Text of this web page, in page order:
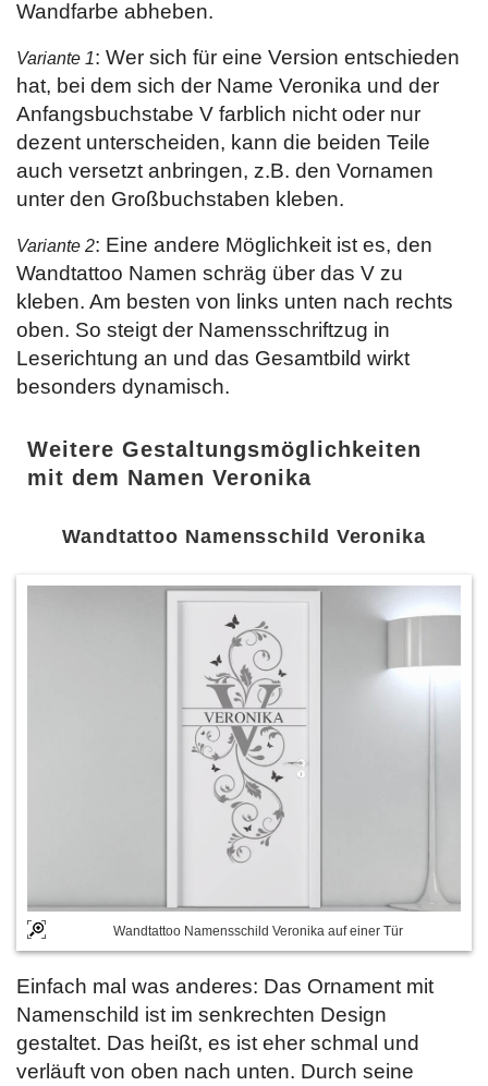
Wandfarbe abheben.
Variante 1: Wer sich für eine Version entschieden
hat, bei dem sich der Name Veronika und der
Anfangsbuchstabe V farblich nicht oder nur
dezent unterscheiden, kann die beiden Teile
auch versetzt anbringen, z.B. den Vornamen
unter den Großbuchstaben kleben.
Variante 2: Eine andere Möglichkeit ist es, den
Wandtattoo Namen schräg über das V zu
kleben. Am besten von links unten nach rechts
oben. So steigt der Namensschriftzug in
Leserichtung an und das Gesamtbild wirkt
besonders dynamisch.
Weitere Gestaltungsmöglichkeiten
mit dem Namen Veronika
Wandtattoo Namensschild Veronika
Wandtattoo Namensschild Veronika auf einer Tür
Einfach mal was anderes: Das Ornament mit
Namenschild ist im senkrechten Design
gestaltet. Das heißt, es ist eher schmal und
verläuft von oben nach unten. Durch seine